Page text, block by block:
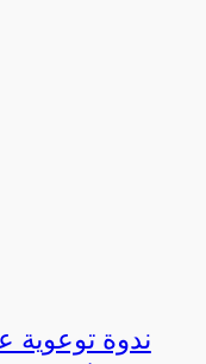
ندوة توعوية